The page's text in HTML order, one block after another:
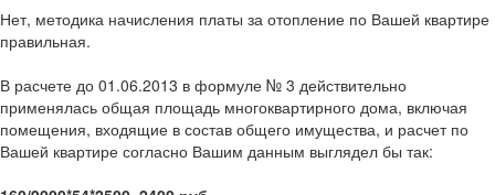
Нет, методика начисления платы за отопление по Вашей квартире
правильная.
В расчете до 01.06.2013 в формуле № 3 действительно
применялась общая площадь многоквартирного дома, включая
помещения, входящие в состав общего имущества, и расчет по
Вашей квартире согласно Вашим данным выглядел бы так: